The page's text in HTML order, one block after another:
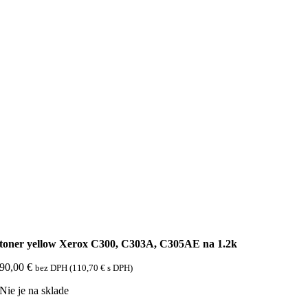
toner yellow Xerox C300, C303A, C305AE na 1.2k
90,00€ bez DPH (110,70€ s DPH)
Nie je na sklade